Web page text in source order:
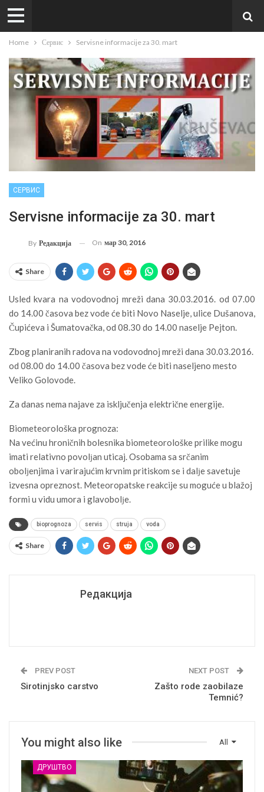
Home Сервис Servisne informacije za 30. mart
СЕРВИС
Servisne informacije za 30. mart
By Редакција On мар 30, 2016
Share
Usled kvara na vodovodnoj mreži dana 30.03.2016. od 07.00
do 14.00 časova bez vode će biti Novo Naselje, ulice Dušanova,
Čupićeva i Šumatovačka, od 08.30 do 14.00 naselje Pejton.
Zbog planiranih radova na vodovodnoj mreži dana 30.03.2016.
od 08.00 do 14.00 časova bez vode će biti naseljeno mesto
Veliko Golovode.
Za danas nema najave za isključenja električne energije.
Biometeorološka prognoza:
Na većinu hroničnih bolesnika biometeorološke prilike mogu
imati relativno povolјan uticaj. Osobama sa srčanim
obolјenjima i varirajućim krvnim pritiskom se i dalјe savetuje
izvesna opreznost. Meteoropatske reakcije su moguće u blažoj
formi u vidu umora i glavobolјe.
bioprognoza servis struja voda
Share
Редакција
PREV POST
Sirotinjsko carstvo
NEXT POST
Zašto rode zaobilaze
Temnić?
All
You might also like
ДРУШТВО